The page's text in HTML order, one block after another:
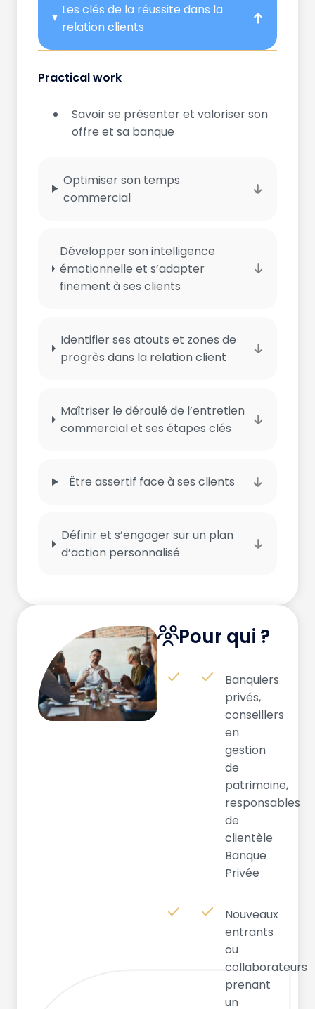
Les clés de la réussite dans la
relation clients
Practical work
Savoir se présenter et valoriser son
offre et sa banque
Optimiser son temps
commercial
Développer son intelligence
émotionnelle et s’adapter
finement à ses clients
Identifier ses atouts et zones de
progrès dans la relation client
Maîtriser le déroulé de l’entretien
commercial et ses étapes clés
Être assertif face à ses clients
Définir et s’engager sur un plan
d’action personnalisé
Pour qui ?
Banquiers
privés,
conseillers
en
gestion
de
patrimoine,
responsables
de
clientèle
Banque
Privée
Nouveaux
entrants
ou
collaborateurs
prenant
un